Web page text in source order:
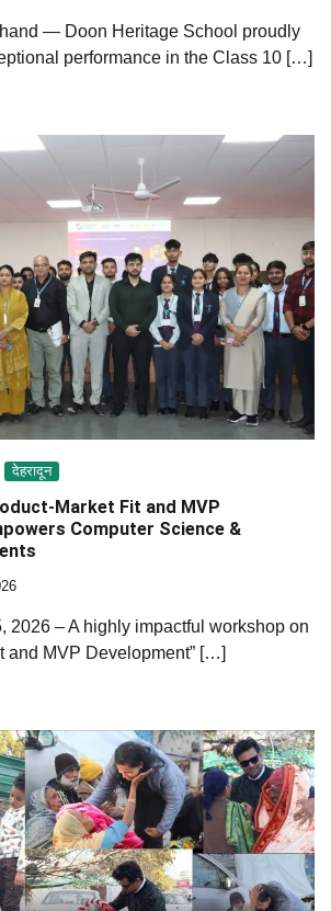
— Doon Heritage School proudly
performance in the Class 10 […]
देहरादून
Market Fit and MVP
Computer Science &
2026 – A highly impactful workshop on
and MVP Development” […]